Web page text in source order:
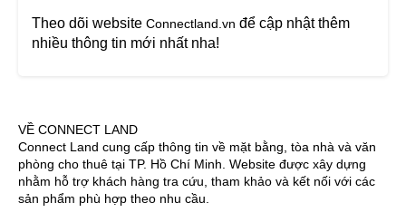
Theo dõi website Connectland.vn để cập nhật thêm
nhiều thông tin mới nhất nha!
VỀ CONNECT LAND
Connect Land cung cấp thông tin về mặt bằng, tòa nhà và văn
phòng cho thuê tại TP. Hồ Chí Minh. Website được xây dựng
nhằm hỗ trợ khách hàng tra cứu, tham khảo và kết nối với các
sản phẩm phù hợp theo nhu cầu.